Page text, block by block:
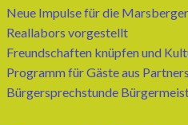
Neue Impulse für die
Reallabors vorgestellt
Freundschaften knüpfen und
Programm für Gäste aus
Bürgersprechstunde